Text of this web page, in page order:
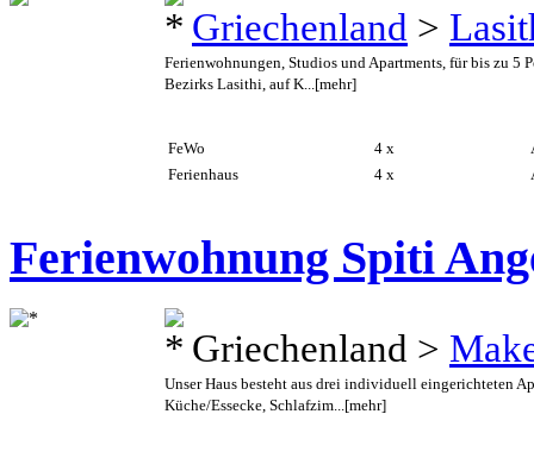
Griechenland >
Ferienwohnungen, Studios und Apartments, für bis zu 5
Bezirks Lasithi, auf K...[mehr]
FeWo 4 x
Ferienhaus
4 x
Ferienwohnung Spiti
Griechenland >
Unser Haus besteht aus drei individuell eingerichteten
Küche/Essecke, Schlafzim... [mehr]